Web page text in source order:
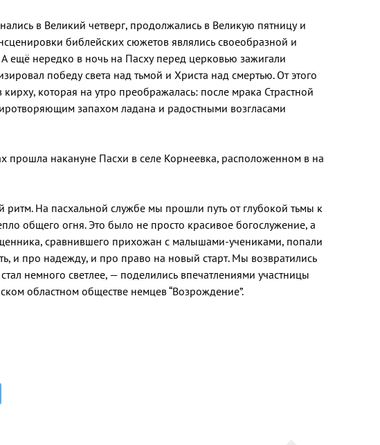
в Великий четверг, продолжались в Великую пятницу и
библейских сюжетов являлись своеобразной и
ещё нередко в ночь на Пасху перед церковью зажигали
победу света над тьмой и Христа над смертью. От этого
которая на утро преображалась: после мрака Страстной
запахом ладана и радостными возгласами
прошла накануне Пасхи в селе Корнеевка, расположенном в на
ритм. На пасхальной службе мы прошли путь от глубокой тьмы к
общего огня. Это было не просто красивое богослужение, а
сравнившего прихожан с малышами-учениками, попали
и про надежду, и про право на новый старт. Мы возвратились
немного светлее, — поделились впечатлениями участницы
областном обществе немцев “Возрождение”.